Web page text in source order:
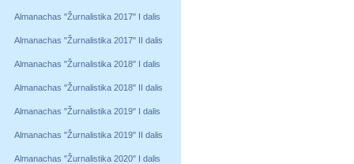
Almanachas "Žurnalistika 2017" I dalis
Almanachas "Žurnalistika 2017" II dalis
Almanachas "Žurnalistika 2018" I dalis
Almanachas "Žurnalistika 2018" II dalis
Almanachas "Žurnalistika 2019" I dalis
Almanachas "Žurnalistika 2019" II dalis
Almanachas "Žurnalistika 2020" I dalis